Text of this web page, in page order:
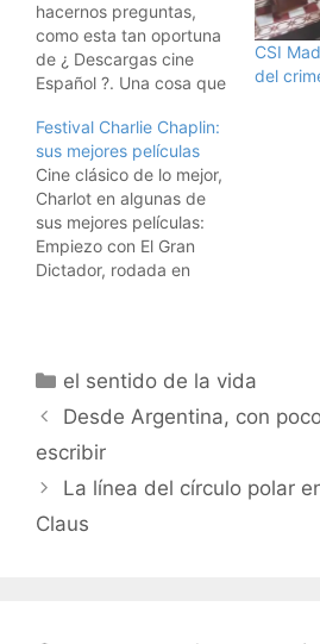
hacernos preguntas,
como esta tan oportuna
de ¿ Descargas cine
Español ?. Una cosa que
es que hay gente que
dice que las películas
descargadas tienen peor
calidad ... ¿ en serio ? ¿
peor calidad que la que
nos da la…
CSI
del
Festival Charlie Chaplin:
sus mejores películas
Cine clásico de lo mejor,
Charlot en algunas de
sus mejores películas:
Empiezo con El Gran
Dictador, rodada en
la ciudad, de 1931: El
Vagabundo, de 1916,
aventurero, de…
Categorías
el sentido de la vida
Desde Argentina, con
escribir
La línea del círculo polar
Claus